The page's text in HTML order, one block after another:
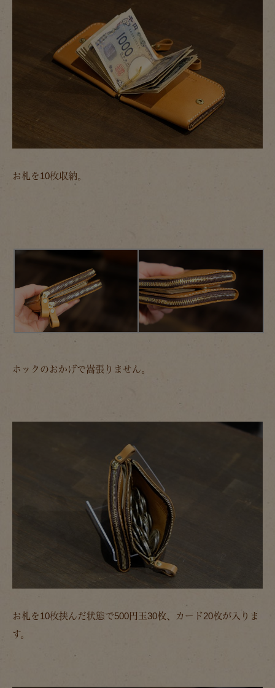
お札を10枚収納。
ホックのおかげで嵩張りません。
お札を10枚挟んだ状態で500円玉30枚、カード20枚が入りま
す。